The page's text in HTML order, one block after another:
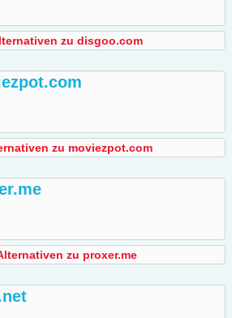
zu disgoo.com
zu moviezpot.com
zu proxer.me